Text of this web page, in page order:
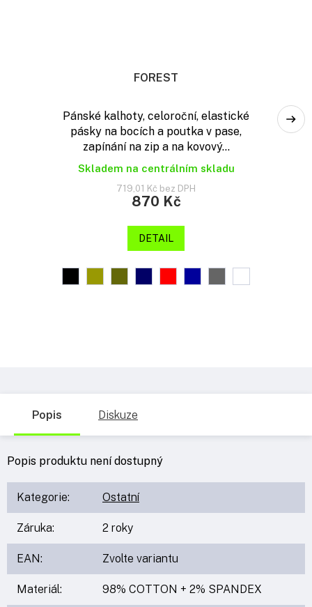
FOREST
Pánské kalhoty, celoroční, elastické
pásky na bocích a poutka v pase,
zapínání na zip a na kovový...
Skladem na centrálním skladu
719,01 Kč bez DPH
870 Kč
DETAIL
Popis Diskuze
Popis produktu není dostupný
Kategorie: Ostatní
Záruka: 2 roky
EAN: Zvolte variantu
Materiál: 98% COTTON + 2% SPANDEX